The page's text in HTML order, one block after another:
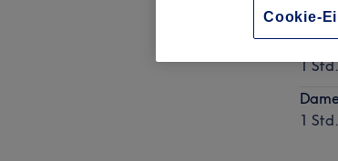
2
1
1
Cookie-